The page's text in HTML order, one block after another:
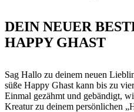
DEIN NEUER
HAPPY GHAST
Sag Hallo zu deinem neuen
süße Happy Ghast kann bis zu
Einmal gezähmt und gebändigt,
Kreatur zu deinem persönlichen